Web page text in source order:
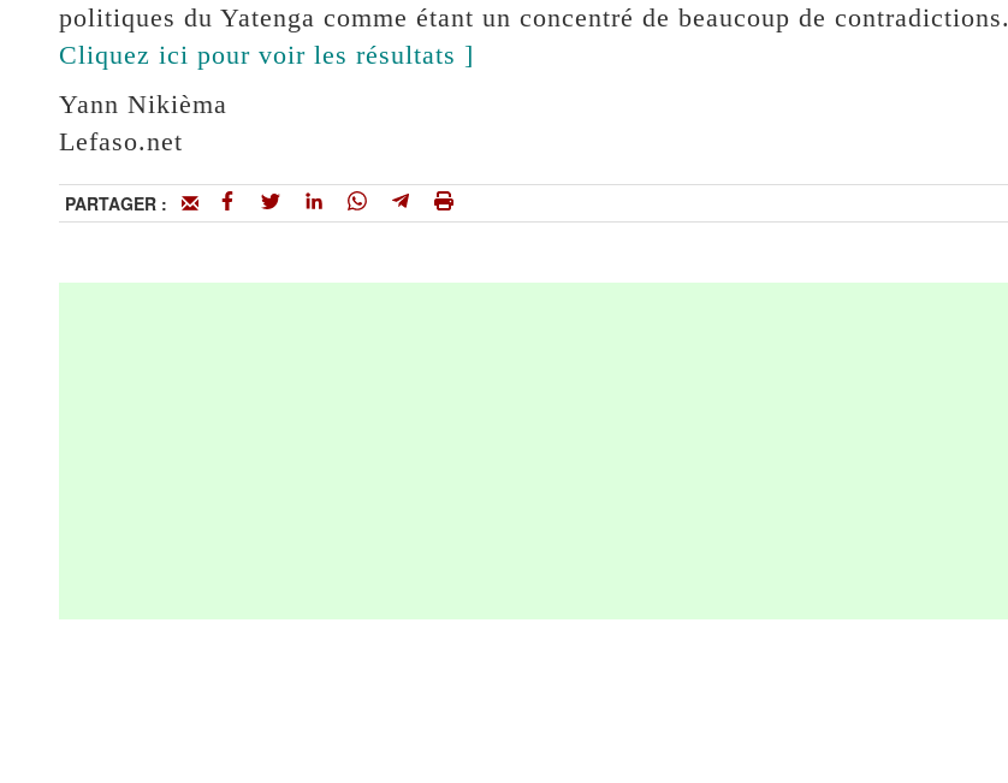
politiques du Yatenga comme étant un concentré de beaucoup de contradictions.
Cliquez ici pour voir les résultats ]
Yann Nikièma
Lefaso.net
PARTAGER :